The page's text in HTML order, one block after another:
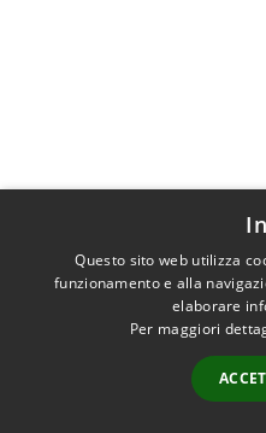
Questo sito web utilizza
funzionamento e alla
elaborare
Per maggiori